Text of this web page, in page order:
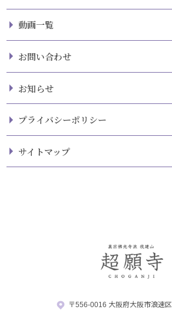
動画一覧
お問い合わせ
お知らせ
プライバシーポリシー
サイトマップ
〒556-0016 大阪府大阪市浪速